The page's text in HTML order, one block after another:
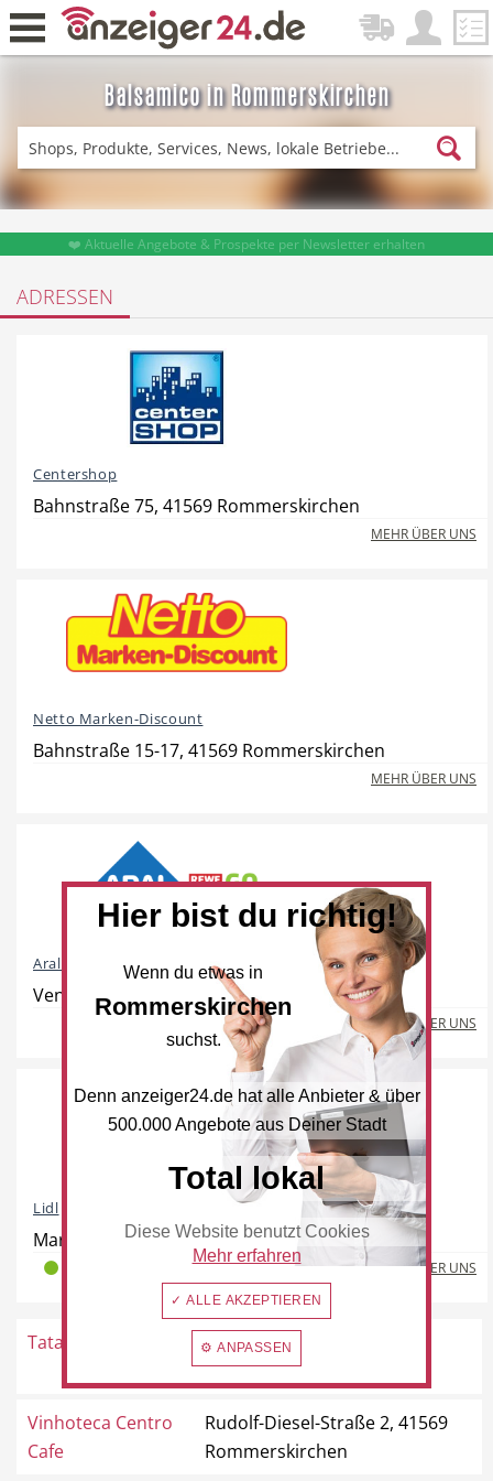
Balsamico in Rommerskirchen
Zurück
Fitness & Sport Einkaufen
DE-News News
Restaurant
Beauty & Wellness
Handwerk Sport & Freizeit
Gesundheit Dienstleistungen
Lokale Empfehlungen
❤️ Aktuelle Angebote & Prospekte per Newsletter erhalten
ADRESSEN
Centershop
Bahnstraße 75, 41569 Rommerskirchen
MEHR ÜBER UNS
Netto Marken-Discount
Bahnstraße 15-17, 41569 Rommerskirchen
MEHR ÜBER UNS
Aral und REWE To Go
Venloer Straße 143, 41569 Rommerskirchen
MEHR ÜBER UNS
Lidl
Mariannenpark 1, 41569 Rommerskirchen
MEHR ÜBER UNS
Tatar
Venloer Straße 66a, 41569
Rommerskirchen
Vinhoteca Centro
Cafe
Rudolf-Diesel-Straße 2, 41569
Rommerskirchen
Hier bist du richtig!
Wenn du etwas in
Rommerskirchen
suchst.
Denn anzeiger24.de hat alle Anbieter & über
500.000 Angebote aus Deiner Stadt
Total lokal
Diese Website benutzt Cookies
Mehr erfahren
✓ ALLE AKZEPTIEREN
⚙ ANPASSEN